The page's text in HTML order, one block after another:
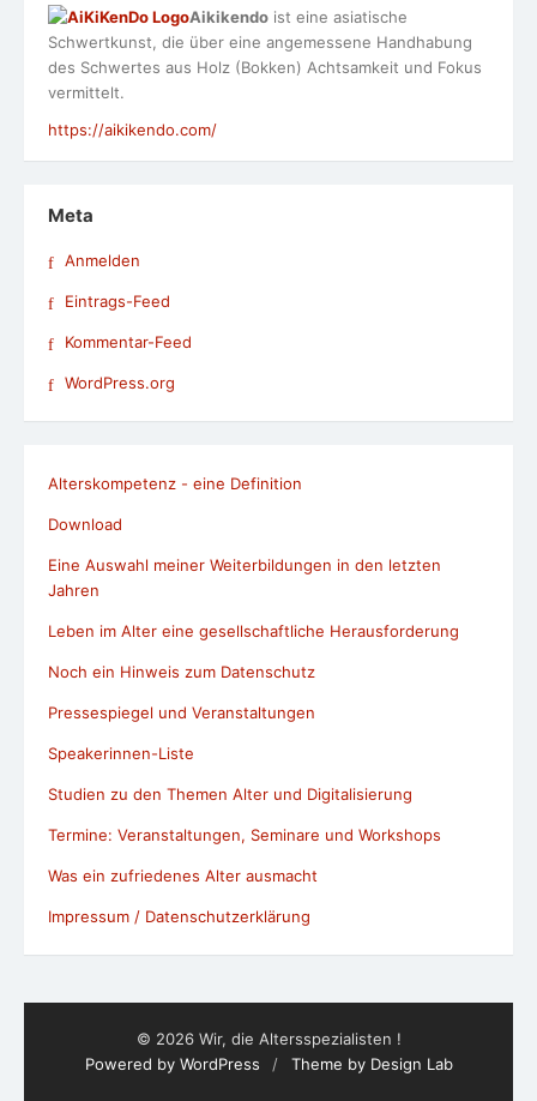
Aikikendo ist eine asiatische
Schwertkunst, die über eine angemessene Handhabung
des Schwertes aus Holz (Bokken) Achtsamkeit und Fokus
vermittelt.
https://aikikendo.com/
Meta
Anmelden
Eintrags-Feed
Kommentar-Feed
WordPress.org
Alterskompetenz - eine Definition
Download
Eine Auswahl meiner Weiterbildungen in den letzten
Jahren
Leben im Alter eine gesellschaftliche Herausforderung
Noch ein Hinweis zum Datenschutz
Pressespiegel und Veranstaltungen
Speakerinnen-Liste
Studien zu den Themen Alter und Digitalisierung
Termine: Veranstaltungen, Seminare und Workshops
Was ein zufriedenes Alter ausmacht
Impressum / Datenschutzerklärung
© 2026 Wir, die Altersspezialisten !
Powered by WordPress
/ Theme by Design Lab